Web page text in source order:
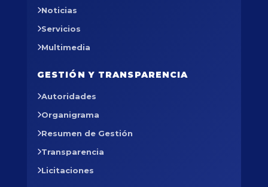
Noticias
Servicios
Multimedia
GESTIÓN Y TRANSPARENCIA
Autoridades
Organigrama
Resumen de Gestión
Transparencia
Licitaciones